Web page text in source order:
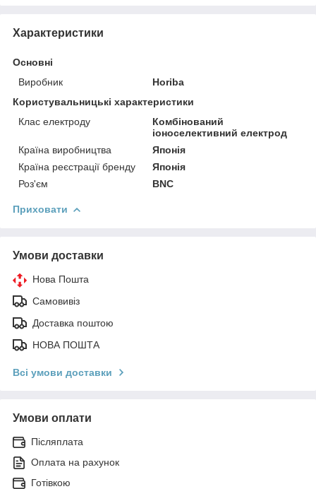
Характеристики
Основні
Виробник
Horiba
Користувальницькі характеристики
Клас електроду
Комбінований
іоноселективний електрод
Країна виробництва
Японія
Країна реєстрації бренду
Японія
Роз'єм
BNC
Приховати
Умови доставки
Нова Пошта
Самовивіз
Доставка поштою
НОВА ПОШТА
Всі умови доставки
Умови оплати
Післяплата
Оплата на рахунок
Готівкою